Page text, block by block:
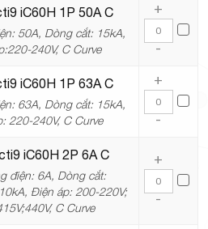
iC60H 1P 50A C
50A, Dòng cắt: 15kA,
240V, C Curve
+
-
iC60H 1P 63A C
63A, Dòng cắt: 15kA,
220-240V, C Curve
+
-
iC60H 2P 6A C
điện: 6A, Dòng cắt:
Điện áp: 200-220V;
C Curve
+
-